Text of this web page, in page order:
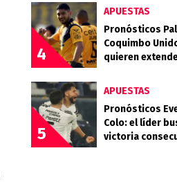
4
APUESTAS
Pronósticos
Coquimbo
quieren
5
APUESTAS
Pronósticos
Colo: el líder
victoria